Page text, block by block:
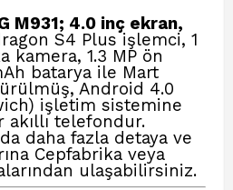
M931; 4.0 inç ekran,
S4 Plus işlemci, 1
kamera, 1.3 MP ön
batarya ile Mart
Android 4.0
işletim sistemine
telefondur.
daha fazla detaya ve
Cepfabrika veya
ulaşabilirsiniz.